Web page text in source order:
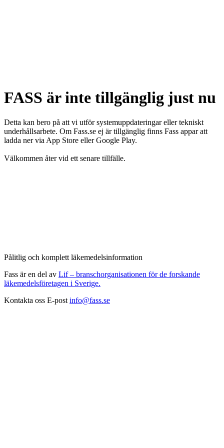
FASS är inte tillgänglig just nu
Detta kan bero på att vi utför systemuppdateringar eller tekniskt
underhållsarbete. Om Fass.se ej är tillgänglig finns Fass appar att
ladda ner via App Store eller Google Play.
Välkommen åter vid ett senare tillfälle.
Pålitlig och komplett läkemedelsinformation
Fass är en del av Lif – branschorganisationen för de forskande
läkemedelsföretagen i Sverige.
Kontakta oss E-post info@fass.se